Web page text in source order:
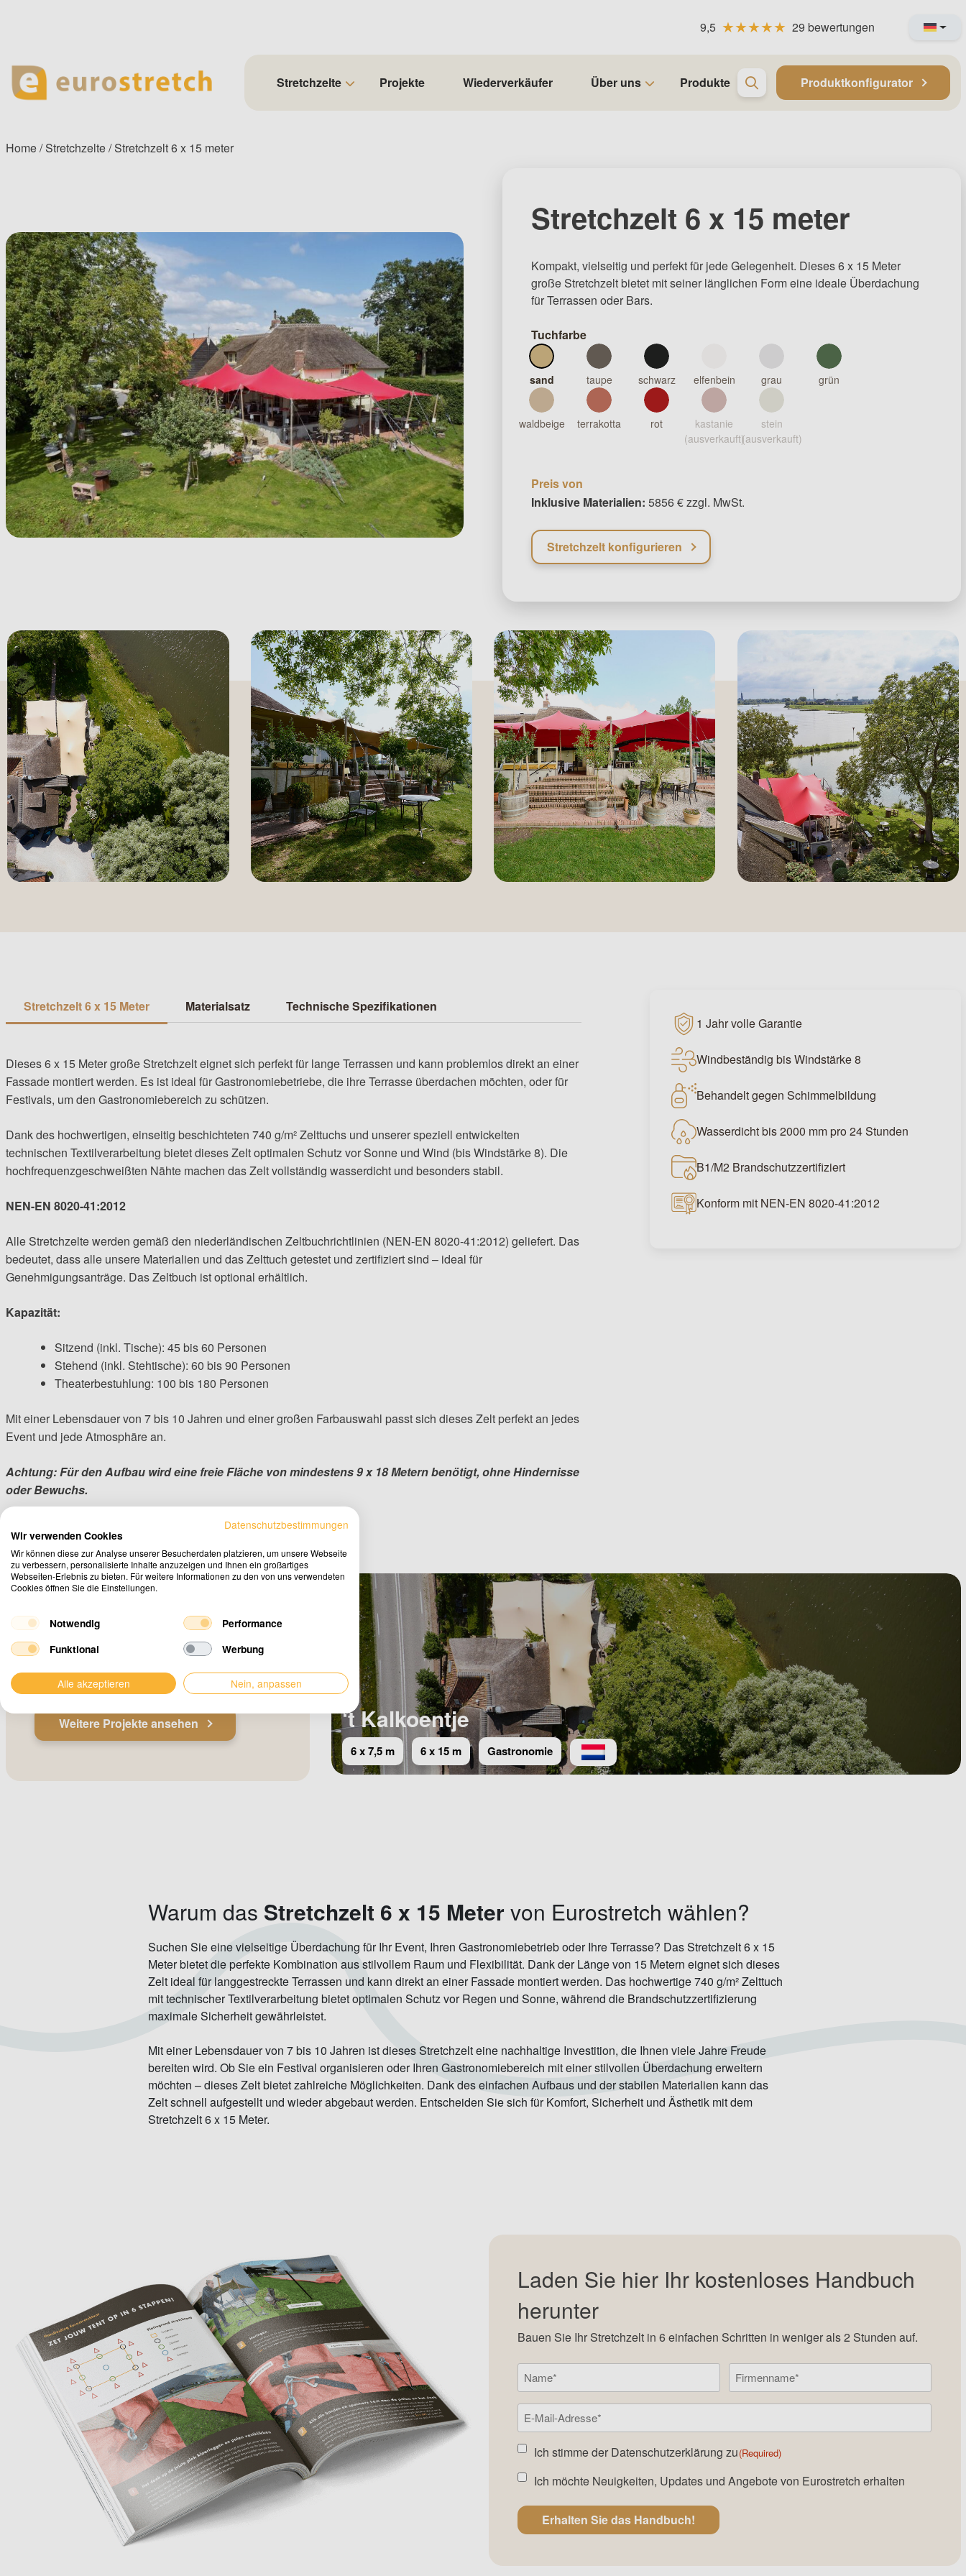
9,5 29 bewertungen
Stretchzelte Projekte Wiederverkäufer Über uns Produkte Produktkonfigurator
Home/Stretchzelte/ Stretchzelt 6 x 15 meter
Stretchzelt 6 x 15 meter
Kompakt, vielseitig und perfekt für jede Gelegenheit. Dieses 6 x 15 Meter
große Stretchzelt bietet mit seiner länglichen Form eine ideale Überdachung
für Terrassen oder Bars.
Tuchfarbe
sand taupe schwarz elfenbein grau grün
waldbeige terrakotta rot
kastanie
(ausverkauft)
stein
(ausverkauft)
Preis von
Inklusive Materialien: 5856 € zzgl. MwSt.
Stretchzelt konfigurieren
Stretchzelt 6 x 15 Meter Materialsatz Technische Spezifikationen
Dieses 6 x 15 Meter große Stretchzelt eignet sich perfekt für lange Terrassen und kann problemlos direkt an einer
Fassade montiert werden. Es ist ideal für Gastronomiebetriebe, die ihre Terrasse überdachen möchten, oder für
Festivals, um den Gastronomiebereich zu schützen.
Dank des hochwertigen, einseitig beschichteten 740 g/m² Zelttuchs und unserer speziell entwickelten
technischen Textilverarbeitung bietet dieses Zelt optimalen Schutz vor Sonne und Wind (bis Windstärke 8). Die
hochfrequenzgeschweißten Nähte machen das Zelt vollständig wasserdicht und besonders stabil.
NEN-EN 8020-41:2012
Alle Stretchzelte werden gemäß den niederländischen Zeltbuchrichtlinien (NEN-EN 8020-41:2012) geliefert. Das
bedeutet, dass alle unsere Materialien und das Zelttuch getestet und zertifiziert sind – ideal für
Genehmigungsanträge. Das Zeltbuch ist optional erhältlich.
Kapazität:
Sitzend (inkl. Tische): 45 bis 60 Personen
Stehend (inkl. Stehtische): 60 bis 90 Personen
Theaterbestuhlung: 100 bis 180 Personen
Mit einer Lebensdauer von 7 bis 10 Jahren und einer großen Farbauswahl passt sich dieses Zelt perfekt an jedes
Event und jede Atmosphäre an.
Achtung: Für den Aufbau wird eine freie Fläche von mindestens 9 x 18 Metern benötigt, ohne Hindernisse
oder Bewuchs.
1 Jahr volle Garantie
Windbeständig bis Windstärke 8
Behandelt gegen Schimmelbildung
Wasserdicht bis 2000 mm pro 24 Stunden
B1/M2 Brandschutzzertifiziert
Konform mit NEN-EN 8020-41:2012
Sehen Sie sich das
Stretchzelt 6 x 15 Meter
in Aktion an
Weitere Projekte ansehen ‘t Kalkoentje
6 x 7,5 m 6 x 15 m Gastronomie
Warum das Stretchzelt 6 x 15 Meter von Eurostretch wählen?
Suchen Sie eine vielseitige Überdachung für Ihr Event, Ihren Gastronomiebetrieb oder Ihre Terrasse? Das Stretchzelt 6 x 15
Meter bietet die perfekte Kombination aus stilvollem Raum und Flexibilität. Dank der Länge von 15 Metern eignet sich dieses
Zelt ideal für langgestreckte Terrassen und kann direkt an einer Fassade montiert werden. Das hochwertige 740 g/m² Zelttuch
mit technischer Textilverarbeitung bietet optimalen Schutz vor Regen und Sonne, während die Brandschutzzertifizierung
maximale Sicherheit gewährleistet.
Mit einer Lebensdauer von 7 bis 10 Jahren ist dieses Stretchzelt eine nachhaltige Investition, die Ihnen viele Jahre Freude
bereiten wird. Ob Sie ein Festival organisieren oder Ihren Gastronomiebereich mit einer stilvollen Überdachung erweitern
möchten – dieses Zelt bietet zahlreiche Möglichkeiten. Dank des einfachen Aufbaus und der stabilen Materialien kann das
Zelt schnell aufgestellt und wieder abgebaut werden. Entscheiden Sie sich für Komfort, Sicherheit und Ästhetik mit dem
Stretchzelt 6 x 15 Meter.
Laden Sie hier Ihr kostenloses Handbuch
herunter
Bauen Sie Ihr Stretchzelt in 6 einfachen Schritten in weniger als 2 Stunden auf.
Namen
(Required)
Firmenname
E-
Mail-
Adresse
Einverstanden
Newsletter
(Required)
Ich stimme der Datenschutzerklärung zu(Required)
Einverstanden
Ich möchte Neuigkeiten, Updates und Angebote von Eurostretch erhalten
Datenschutzbestimmungen
Wir verwenden Cookies
Wir können diese zur Analyse unserer Besucherdaten platzieren, um unsere Webseite
zu verbessern, personalisierte Inhalte anzuzeigen und Ihnen ein großartiges
Webseiten-Erlebnis zu bieten. Für weitere Informationen zu den von uns verwendeten
Cookies öffnen Sie die Einstellungen.
Notwendig
Performance
Funktional
Werbung
Alle akzeptieren Nein, anpassen